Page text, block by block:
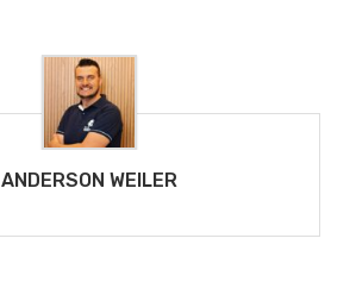
ANDERSON WEILER